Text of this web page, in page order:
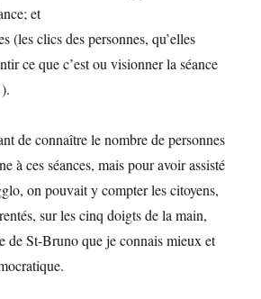
et
(les clics des personnes, qu’elles
ce que c’est ou visionner la séance
de connaître le nombre de personnes
à ces séances, mais pour avoir assisté
on pouvait y compter les citoyens,
sur les cinq doigts de la main,
de St-Bruno que je connais mieux et